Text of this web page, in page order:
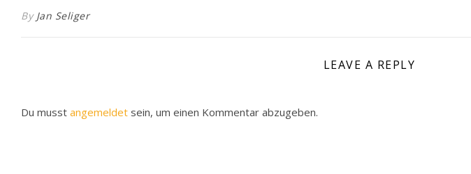
By Jan Seliger
LEAVE A REPLY
Du musst angemeldet sein, um einen Kommentar abzugeben.